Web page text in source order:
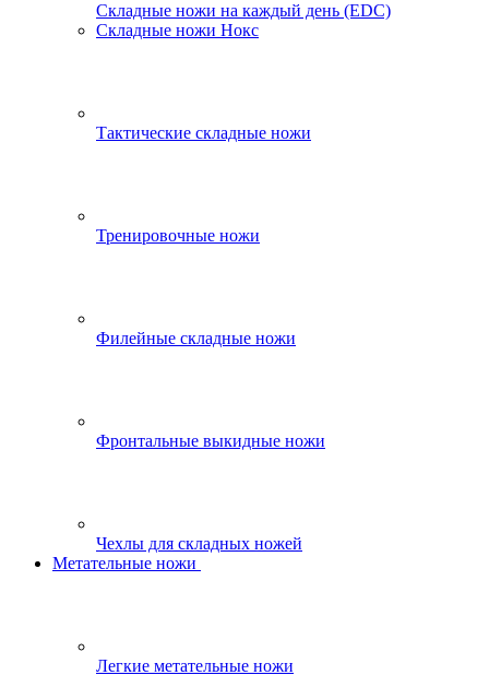
Складные ножи на каждый день (EDC)
Складные ножи Нокс
Тактические складные ножи
Тренировочные ножи
Филейные складные ножи
Фронтальные выкидные ножи
Чехлы для складных ножей
Метательные ножи
Легкие метательные ножи